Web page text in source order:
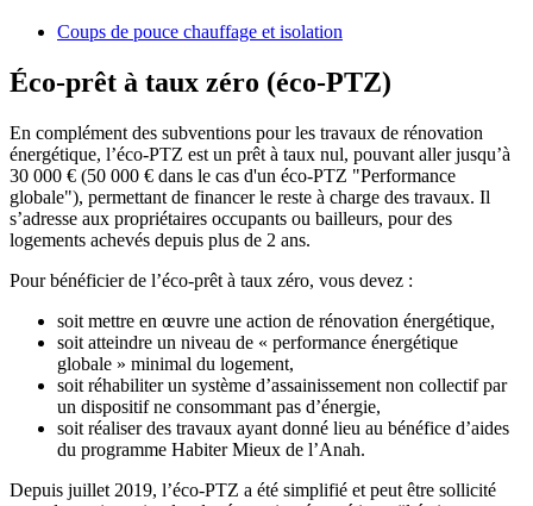
Coups de pouce chauffage et isolation
Éco-prêt à taux zéro (éco-PTZ)
En complément des subventions pour les travaux de rénovation
énergétique, l’éco-PTZ est un prêt à taux nul, pouvant aller jusqu’à
30 000 € (50 000 € dans le cas d'un éco-PTZ "Performance
globale"), permettant de financer le reste à charge des travaux. Il
s’adresse aux propriétaires occupants ou bailleurs, pour des
logements achevés depuis plus de 2 ans.
Pour bénéficier de l’éco-prêt à taux zéro, vous devez :
soit mettre en œuvre une action de rénovation énergétique,
soit atteindre un niveau de « performance énergétique
globale » minimal du logement,
soit réhabiliter un système d’assainissement non collectif par
un dispositif ne consommant pas d’énergie,
soit réaliser des travaux ayant donné lieu au bénéfice d’aides
du programme Habiter Mieux de l’Anah.
Depuis juillet 2019, l’éco-PTZ a été simplifié et peut être sollicité